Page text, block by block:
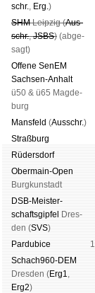
schr., Erg.)
SHMLeip­zig (Aus­
schr.,JSBS) (ab­ge­
sagt)
Offene SenEM
Sach­sen-An­halt
ü50 & ü65 Mag­de­
burg
Mans­feld (Aus­schr.)
Straß­burg
Rüders­dorf
Ober­main-Open
Burg­kun­stadt
DSB-Meister­
schafts­gipfel Dres­
den (SVS)
Pardu­bice
Schach960-DEM
Dres­den (Erg1,
Erg2)